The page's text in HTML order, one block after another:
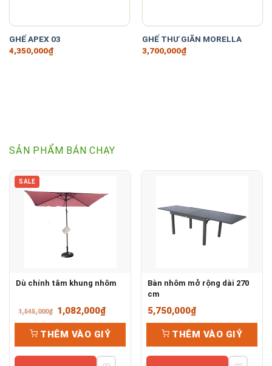
GHẾ APEX 03
4,350,000₫
GHẾ THƯ GIÃN MORELLA
3,700,000₫
SẢN PHẨM BÁN CHẠY
SALE
Dù chính tâm khung nhôm
1,545,000₫
Giá
gốc
là:
1,545,000₫.
1,082,000₫Giá
hiện
tại
là:
THÊM VÀO GIỶ
Bàn nhôm mở rộng dài 270
cm
5,750,000₫
THÊM VÀO GIỶ